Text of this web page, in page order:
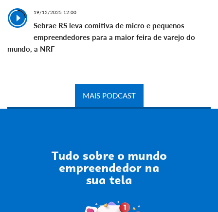
19/12/2025 12:00
Sebrae RS leva comitiva de micro e pequenos
empreendedores para a maior feira de varejo do
mundo, a NRF
MAIS PODCAST